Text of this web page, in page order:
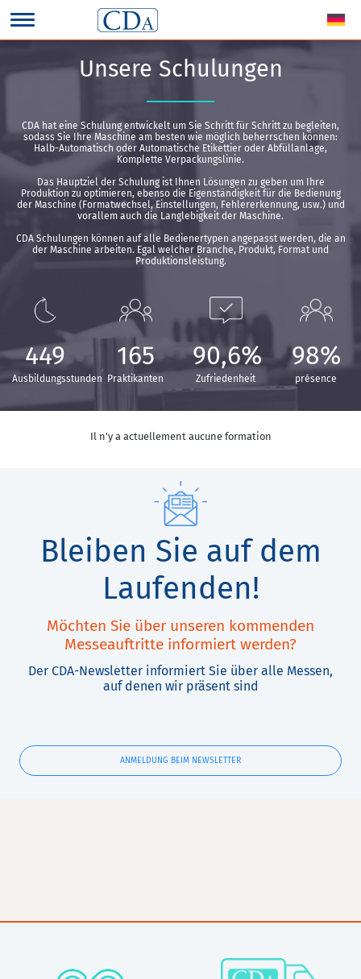
Unsere Schulungen
CDA hat eine Schulung entwickelt um Sie Schritt für Schritt zu begleiten,
sodass Sie Ihre Maschine am besten wie möglich beherrschen können:
Halb-Automatisch oder Automatische Etikettier oder Abfüllanlage,
Komplette Verpackungslinie.
Das Hauptziel der Schulung ist Ihnen Lösungen zu geben um Ihre
Produktion zu optimieren, ebenso die Eigenständigkeit für die Bedienung
der Maschine (Formatwechsel, Einstellungen, Fehlererkennung, usw.) und
vorallem auch die Langlebigkeit der Maschine.
CDA Schulungen können auf alle Bedienertypen angepasst werden, die an
der Maschine arbeiten. Egal welcher Branche, Produkt, Format und
Produktionsleistung.
449
Ausbildungsstunden
165
Praktikanten
90,6%
Zufriedenheit
98%
présence
Il n'y a actuellement aucune formation
Bleiben Sie auf dem
Laufenden!
Möchten Sie über unseren kommenden
Messeauftritte informiert werden?
Der CDA-Newsletter informiert Sie über alle Messen,
auf denen wir präsent sind
ANMELDUNG BEIM NEWSLETTER